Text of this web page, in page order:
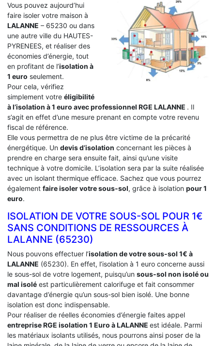
Vous pouvez aujourd’hui
faire isoler votre maison à
LALANNE – 65230 ou dans
une autre ville du HAUTES-
PYRENEES, et réaliser des
économies d’énergie, tout
en profitant de l’isolation à
1 euro seulement.
Pour cela, vérifiez
simplement votre éligibilité
à l’isolation à 1 euro avec professionnel RGE LALANNE . Il
s’agit en effet d’une mesure prenant en compte votre revenu
fiscal de référence.
Elle vous permettra de ne plus être victime de la précarité
énergétique. Un devis d’isolation concernant les pièces à
prendre en charge sera ensuite fait, ainsi qu’une visite
technique à votre domicile. L’isolation sera par la suite réalisée
avec un isolant thermique efficace. Sachez que vous pourrez
également faire isoler votre sous-sol, grâce à isolation pour 1
euro.
ISOLATION DE VOTRE SOUS-SOL POUR 1€
SANS CONDITIONS DE RESSOURCES À
‎LALANNE (65230)
Nous pouvons effectuer l’isolation de votre sous-sol 1€ à
LALANNE (65230). En effet, l’isolation à 1 euro concerne aussi
le sous-sol de votre logement, puisqu’un sous-sol non isolé ou
mal isolé est particulièrement calorifuge et fait consommer
davantage d’énergie qu’un sous-sol bien isolé. Une bonne
isolation est donc indispensable.
Pour réaliser de réelles économies d’énergie faites appel
entreprise RGE isolation 1 Euro à LALANNE est idéale. Parmi
les matériaux isolants utilisés, nous pourrons ainsi poser de la